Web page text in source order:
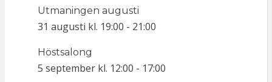
Utmaningen augusti
31 augusti kl. 19:00 - 21:00
Höstsalong
5 september kl. 12:00 - 17:00